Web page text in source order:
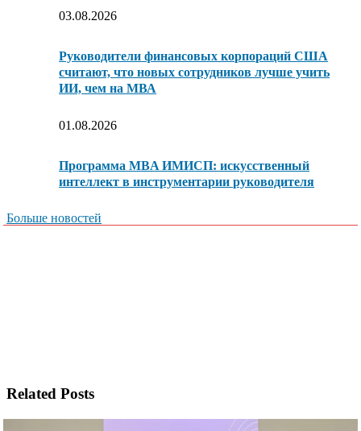
03.08.2026
Руководители финансовых корпораций США
считают, что новых сотрудников лучше учить
ИИ, чем на МВА
01.08.2026
Программа MBA ИМИСП: искусственный
интеллект в инструментарии руководителя
Больше новостей
Related Posts